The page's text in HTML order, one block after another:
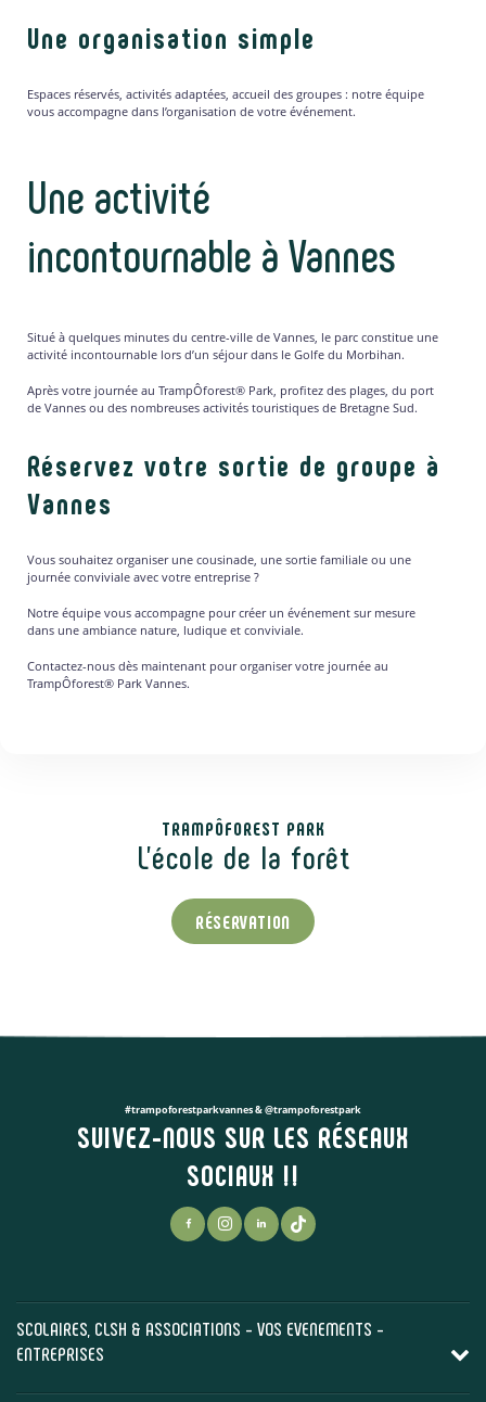
Une organisation simple
Espaces réservés, activités adaptées, accueil des groupes : notre équipe
vous accompagne dans l’organisation de votre événement.
Une activité
incontournable à Vannes
Situé à quelques minutes du centre-ville de Vannes, le parc constitue une
activité incontournable lors d’un séjour dans le Golfe du Morbihan.
Après votre journée au TrampÔforest® Park, profitez des plages, du port
de Vannes ou des nombreuses activités touristiques de Bretagne Sud.
Réservez votre sortie de groupe à
Vannes
Vous souhaitez organiser une cousinade, une sortie familiale ou une
journée conviviale avec votre entreprise ?
Notre équipe vous accompagne pour créer un événement sur mesure
dans une ambiance nature, ludique et conviviale.
Contactez-nous dès maintenant pour organiser votre journée au
TrampÔforest® Park Vannes.
TRAMPÔFOREST PARK
L'école de la forêt
RÉSERVATION
#trampoforestparkvannes & @trampoforestpark
SUIVEZ-NOUS SUR LES RÉSEAUX
SOCIAUX !!
SCOLAIRES, CLSH & ASSOCIATIONS - VOS EVENEMENTS -
ENTREPRISES